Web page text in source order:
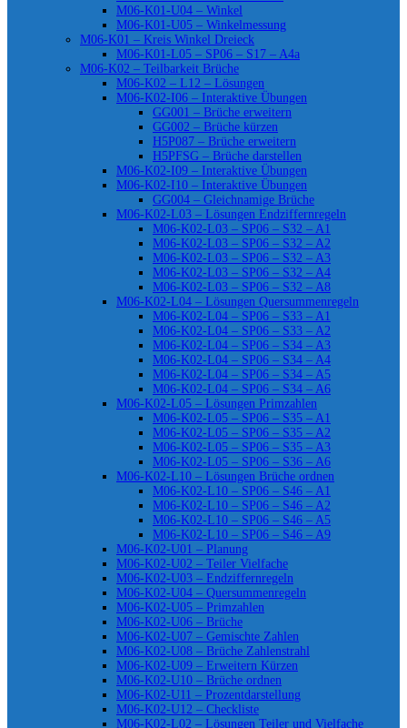
M06-K01-U04 – Winkel
M06-K01-U05 – Winkelmessung
M06-K01 – Kreis Winkel Dreieck
M06-K01-L05 – SP06 – S17 – A4a
M06-K02 – Teilbarkeit Brüche
M06-K02 – L12 – Lösungen
M06-K02-I06 – Interaktive Übungen
GG001 – Brüche erweitern
GG002 – Brüche kürzen
H5P087 – Brüche erweitern
H5PFSG – Brüche darstellen
M06-K02-I09 – Interaktive Übungen
M06-K02-I10 – Interaktive Übungen
GG004 – Gleichnamige Brüche
M06-K02-L03 – Lösungen Endziffernregeln
M06-K02-L03 – SP06 – S32 – A1
M06-K02-L03 – SP06 – S32 – A2
M06-K02-L03 – SP06 – S32 – A3
M06-K02-L03 – SP06 – S32 – A4
M06-K02-L03 – SP06 – S32 – A8
M06-K02-L04 – Lösungen Quersummenregeln
M06-K02-L04 – SP06 – S33 – A1
M06-K02-L04 – SP06 – S33 – A2
M06-K02-L04 – SP06 – S34 – A3
M06-K02-L04 – SP06 – S34 – A4
M06-K02-L04 – SP06 – S34 – A5
M06-K02-L04 – SP06 – S34 – A6
M06-K02-L05 – Lösungen Primzahlen
M06-K02-L05 – SP06 – S35 – A1
M06-K02-L05 – SP06 – S35 – A2
M06-K02-L05 – SP06 – S35 – A3
M06-K02-L05 – SP06 – S36 – A6
M06-K02-L10 – Lösungen Brüche ordnen
M06-K02-L10 – SP06 – S46 – A1
M06-K02-L10 – SP06 – S46 – A2
M06-K02-L10 – SP06 – S46 – A5
M06-K02-L10 – SP06 – S46 – A9
M06-K02-U01 – Planung
M06-K02-U02 – Teiler Vielfache
M06-K02-U03 – Endziffernregeln
M06-K02-U04 – Quersummenregeln
M06-K02-U05 – Primzahlen
M06-K02-U06 – Brüche
M06-K02-U07 – Gemischte Zahlen
M06-K02-U08 – Brüche Zahlenstrahl
M06-K02-U09 – Erweitern Kürzen
M06-K02-U10 – Brüche ordnen
M06-K02-U11 – Prozentdarstellung
M06-K02-U12 – Checkliste
M06-K02-L02 – Lösungen Teiler und Vielfache